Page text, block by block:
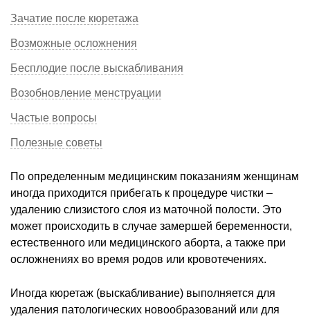
Зачатие после кюретажа
Возможные осложнения
Бесплодие после выскабливания
Возобновление менструации
Частые вопросы
Полезные советы
По определенным медицинским показаниям женщинам
иногда приходится прибегать к процедуре чистки –
удалению слизистого слоя из маточной полости. Это
может происходить в случае замершей беременности,
естественного или медицинского аборта, а также при
осложнениях во время родов или кровотечениях.
Иногда кюретаж (выскабливание) выполняется для
удаления патологических новообразований или для